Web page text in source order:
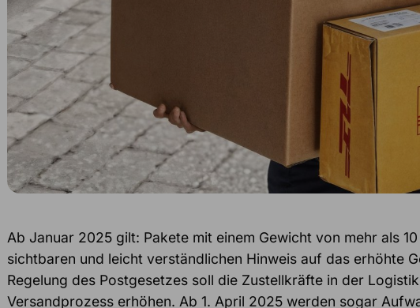
Ab Januar 2025 gilt: Pakete mit einem Gewicht von mehr als
sichtbaren und leicht verständlichen Hinweis auf das erhöhte
Regelung des Postgesetzes soll die Zustellkräfte in der
Versandprozess erhöhen. Ab 1. April 2025 werden sogar